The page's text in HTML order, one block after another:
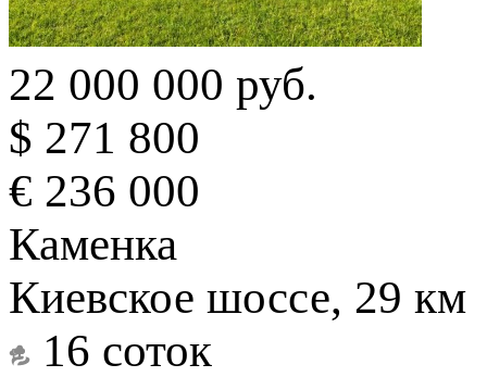
22 000 000 руб.
$ 271 800
€ 236 000
Каменка
Киевское шоссе, 29 км
16 соток